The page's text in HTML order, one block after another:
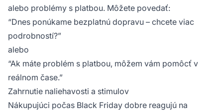
alebo problémy s platbou. Môžete povedať:
“Dnes ponúkame bezplatnú dopravu – chcete viac
podrobností?”
alebo
“Ak máte problém s platbou, môžem vám pomôcť v
reálnom čase.”
Zahrnutie naliehavosti a stimulov
Nákupujúci počas Black Friday dobre reagujú na